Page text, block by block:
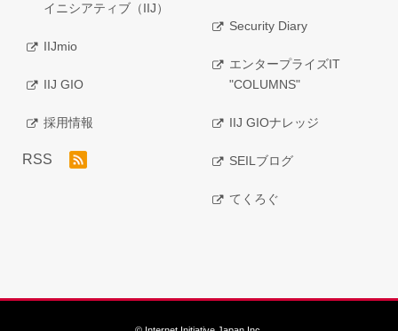
イニシアティブ（IIJ）
IIJmio
IIJ GIO
採用情報
RSS
Security Diary
エンタープライズIT
"COLUMNS"
IIJ GIOナレッジ
SEILブログ
てくろぐ